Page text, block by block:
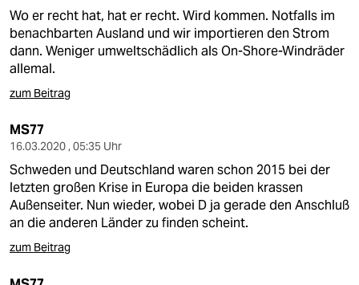
Wo er recht hat, hat er recht. Wird kommen. Notfalls im
benachbarten Ausland und wir importieren den Strom
dann. Weniger umweltschädlich als On-Shore-Windräder
allemal.
zum Beitrag
MS77
16.03.2020 , 05:35 Uhr
Schweden und Deutschland waren schon 2015 bei der
letzten großen Krise in Europa die beiden krassen
Außenseiter. Nun wieder, wobei D ja gerade den Anschluß
an die anderen Länder zu finden scheint.
zum Beitrag